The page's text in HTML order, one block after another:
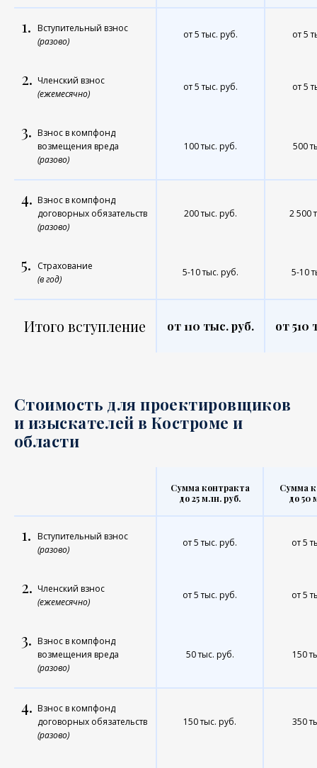
1. Вступительный взнос
(разово)
от 5 тыс. руб. от 5
2. Членский взнос
(ежемесячно)
от 5 тыс. руб. от 5
3. Взнос в компфонд
возмещения вреда
(разово)
100 тыс. руб. 500
4. Взнос в компфонд
договорных обязательств
(разово)
200 тыс. руб. 2 500
5.
Страхование
(в год)
5-10 тыс. руб. 5-10
Итого вступление от 110 тыс. руб. от 510
Стоимость для проектировщиков
и изыскателей в Костроме и
области
Сумма контракта
до 25 млн. руб.
Сумма
до 50
1. Вступительный взнос
(разово)
от 5 тыс. руб. от 5
2. Членский взнос
(ежемесячно)
от 5 тыс. руб. от 5
3. Взнос в компфонд
возмещения вреда
(разово)
50 тыс. руб. 150
4. Взнос в компфонд
договорных обязательств
(разово)
150 тыс. руб. 350